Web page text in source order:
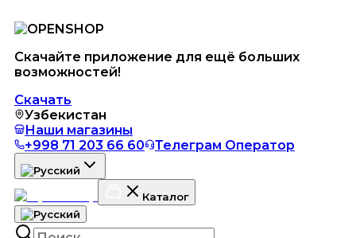
Скачайте приложение для ещё больших
возможностей!
Скачать
Узбекистан
Наши магазины
+998 71 203 66 60
Телеграм Оператор
Каталог